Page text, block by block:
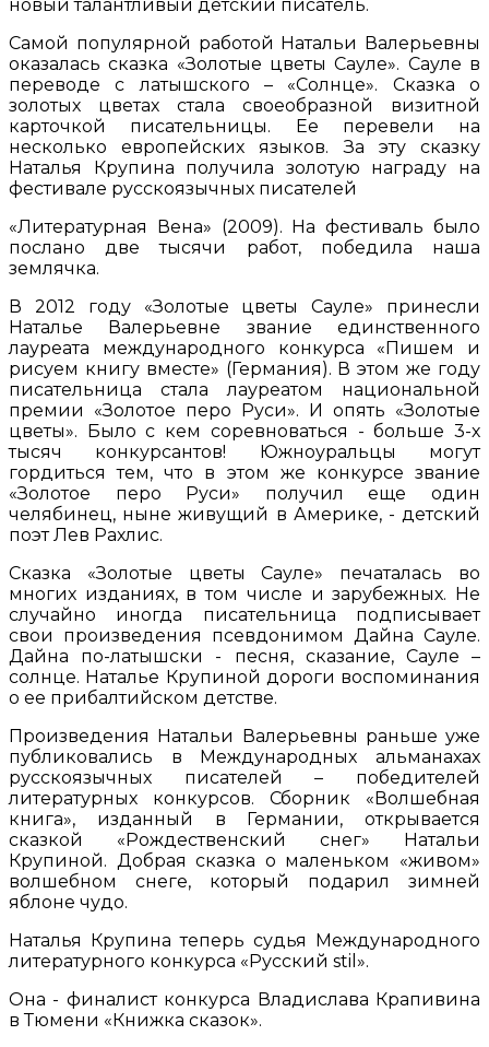
новый талантливый детский писатель.
Самой популярной работой Натальи Валерьевны
оказалась сказка «Золотые цветы Сауле». Сауле в
переводе с латышского – «Солнце». Сказка о
золотых цветах стала своеобразной визитной
карточкой писательницы. Ее перевели на
несколько европейских языков. За эту сказку
Наталья Крупина получила золотую награду на
фестивале русскоязычных писателей
«Литературная Вена» (2009). На фестиваль было
послано две тысячи работ, победила наша
землячка.
В 2012 году «Золотые цветы Сауле» принесли
Наталье Валерьевне звание единственного
лауреата международного конкурса «Пишем и
рисуем книгу вместе» (Германия). В этом же году
писательница стала лауреатом национальной
премии «Золотое перо Руси». И опять «Золотые
цветы». Было с кем соревноваться - больше 3-х
тысяч конкурсантов! Южноуральцы могут
гордиться тем, что в этом же конкурсе звание
«Золотое перо Руси» получил еще один
челябинец, ныне живущий в Америке, - детский
поэт Лев Рахлис.
Сказка «Золотые цветы Сауле» печаталась во
многих изданиях, в том числе и зарубежных. Не
случайно иногда писательница подписывает
свои произведения псевдонимом Дайна Сауле.
Дайна по-латышски - песня, сказание, Сауле –
солнце. Наталье Крупиной дороги воспоминания
о ее прибалтийском детстве.
Произведения Натальи Валерьевны раньше уже
публиковались в Международных альманахах
русскоязычных писателей – победителей
литературных конкурсов. Сборник «Волшебная
книга», изданный в Германии, открывается
сказкой «Рождественский снег» Натальи
Крупиной. Добрая сказка о маленьком «живом»
волшебном снеге, который подарил зимней
яблоне чудо.
Наталья Крупина теперь судья Международного
литературного конкурса «Русский stil».
Она - финалист конкурса Владислава Крапивина
в Тюмени «Книжка сказок».